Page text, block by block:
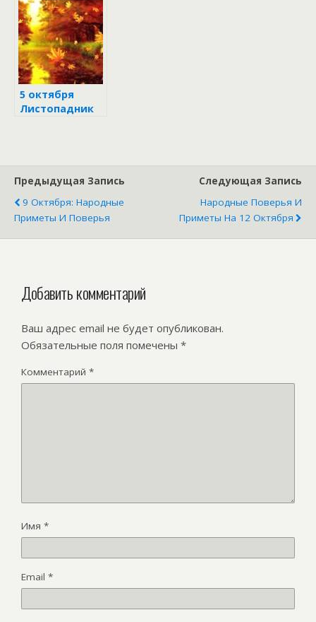
октября
5 октября
Листопадник
Предыдущая Запись
9 Октября: Народные
Приметы И Поверья
Следующая Запись
Народные Поверья И
Приметы На 12 Октября
Добавить комментарий
Ваш адрес email не будет опубликован.
Обязательные поля помечены *
Комментарий *
Имя *
Email *